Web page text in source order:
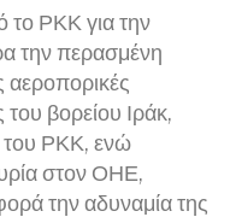
το ΡΚΚ για την
την περασμένη
αεροπορικές
βορείου Ιράκ,
του ΡΚΚ, ενώ
στον ΟΗΕ,
την αδυναμία της